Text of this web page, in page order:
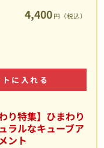
4,400 円（税込）
トに入れる
り特集】ひまわり
ラルなキューブア
ント